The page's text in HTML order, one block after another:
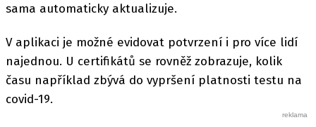
sama automaticky aktualizuje.
V aplikaci je možné evidovat potvrzení i pro více lidí
najednou. U certifikátů se rovněž zobrazuje, kolik
času například zbývá do vypršení platnosti testu na
covid-19.